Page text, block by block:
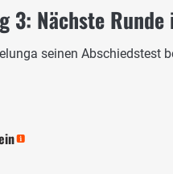
3: Nächste
seinen Abschiedstest